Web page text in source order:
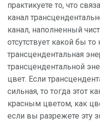
практикуете то, что
канал
канал, наполненный
отсутствует какой бы
трансцендентальная
трансцендентальной
цвет. Если
сильная, то тогда этот
красным цветом, как
если вы разрежете эту